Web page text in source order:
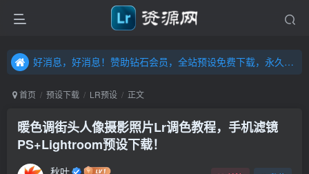
好消息，好消息！赞助钻石会员，全站预设免费下载，永久钻石会员，”送“万元超值资源，内容丰富，容量高达20T，不断更新！点击进入……
好消息，好消息！赞助钻石会员，全站预设免费下载，永久钻石会员，”送“万元超值资源，内容丰富，容量高达20T，不断更新！点击进入……
首页 预设下载 LR预设 正文
暖色调街头人像摄影照片Lr调色教程，手机滤镜
PS+Lightroom预设下载！
秋叶